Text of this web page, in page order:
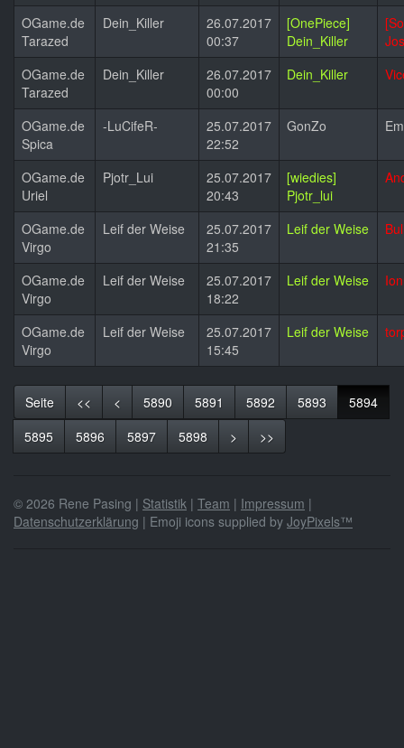
OGame.de
Tarazed
Dein_Killer
26.07.2017
00:37
[OnePiece]
Dein_Killer
OGame.de
Tarazed
Dein_Killer
26.07.2017
00:00
Dein_Killer
OGame.de
Spica
-LuCifeR-
25.07.2017
22:52
GonZo
OGame.de
Uriel
Pjotr_Lui
25.07.2017
20:43
[wiedies]
Pjotr_lui
OGame.de
Virgo
Leif der Weise
25.07.2017
21:35
Leif der Weise
OGame.de
Virgo
Leif der Weise
25.07.2017
18:22
Leif der Weise
OGame.de
Virgo
Leif der Weise
25.07.2017
15:45
Leif der Weise
Seite << < 5890 5891 5892 5893 5894
5895
5896 5897 5898 > >>
© 2026 Rene Pasing | Statistik | Team | Impressum |
Datenschutzerklärung | Emoji icons supplied by JoyPixels™